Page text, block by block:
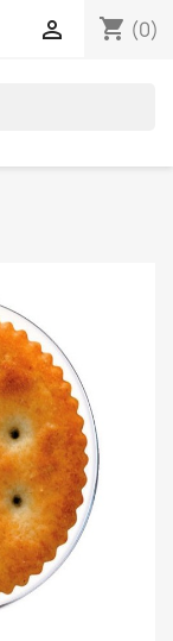
shopping_cart (0)
